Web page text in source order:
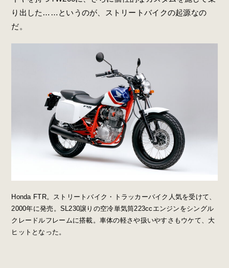
り出した……というのが、ストリートバイクの起源なの
だ。
Honda FTR。ストリートバイク・トラッカーバイク人気を受けて、
2000年に発売。SL230譲りの空冷単気筒223ccエンジンをシングル
クレードルフレームに搭載。車体の軽さや扱いやすさもウケて、大
ヒットとなった。